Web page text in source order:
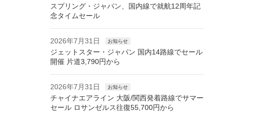
スプリング・ジャパン、国内線で就航12周年記
念タイムセール
2026年7月31日 お知らせ
ジェットスター・ジャパン 国内14路線でセール
開催 片道3,790円から
2026年7月31日 お知らせ
チャイナエアライン 大阪/関西発着路線でサマー
セール ロサンゼルス往復55,700円から